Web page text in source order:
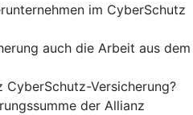
im CyberSchutz
auch die Arbeit aus dem
Versicherung?
der Allianz